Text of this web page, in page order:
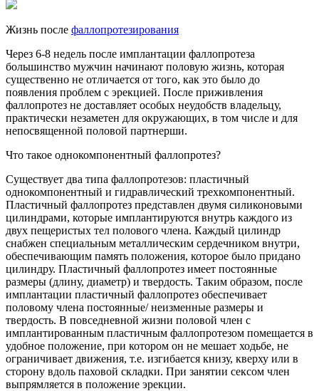
Жизнь после фаллопротезирования
Через 6-8 недель после имплантации фаллопротеза
большинство мужчин начинают половую жизнь, которая
существенно не отличается от того, как это было до
появления проблем с эрекцией. После приживления
фаллопротез не доставляет особых неудобств владельцу,
практически незаметен для окружающих, в том числе и для
непосвященной половой партнерши.
Что такое однокомпонентный фаллопротез?
Существует два типа фаллопротезов: пластичный
однокомпонентный и гидравлический трехкомпонентный.
Пластичный фаллопротез представлен двумя силиконовыми
цилиндрами, которые имплантируются внутрь каждого из
двух пещеристых тел полового члена. Каждый цилиндр
снабжен специальным металлическим сердечником внутри,
обеспечивающим память положения, которое было придано
цилиндру. Пластичный фаллопротез имеет постоянные
размеры (длину, диаметр) и твердость. Таким образом, после
имплантации пластичный фаллопротез обеспечивает
половому члена постоянные/ неизменные размеры и
твердость. В повседневной жизни половой член с
имплантированным пластичным фаллопротезом помещается в
удобное положение, при котором он не мешает ходьбе, не
ограничивает движения, т.е. изгибается книзу, кверху или в
сторону вдоль паховой складки. При занятии сексом член
выпрямляется в положение эрекции.